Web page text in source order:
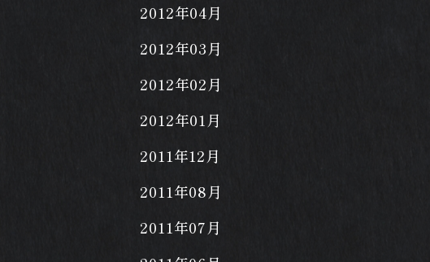
2012年04月
2012年03月
2012年02月
2012年01月
2011年12月
2011年08月
2011年07月